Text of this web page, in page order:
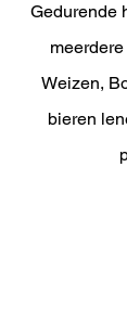
Gedurende
Weizen,
bieren